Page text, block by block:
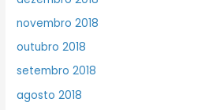
novembro 2018
outubro 2018
setembro 2018
agosto 2018